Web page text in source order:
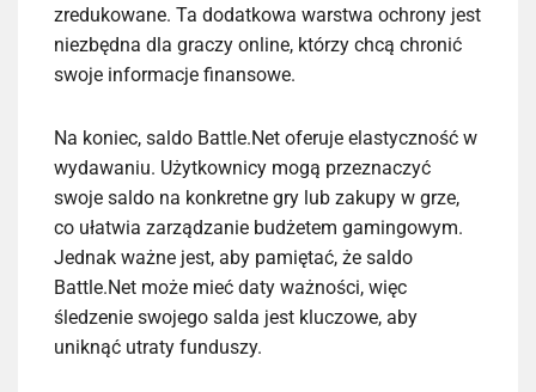
zredukowane. Ta dodatkowa warstwa ochrony jest
niezbędna dla graczy online, którzy chcą chronić
swoje informacje finansowe.
Na koniec, saldo Battle.Net oferuje elastyczność w
wydawaniu. Użytkownicy mogą przeznaczyć
swoje saldo na konkretne gry lub zakupy w grze,
co ułatwia zarządzanie budżetem gamingowym.
Jednak ważne jest, aby pamiętać, że saldo
Battle.Net może mieć daty ważności, więc
śledzenie swojego salda jest kluczowe, aby
uniknąć utraty funduszy.